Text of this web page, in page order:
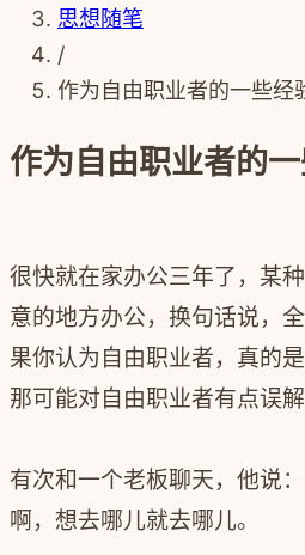
思想随笔
/
作为自由职业者的一些经
作为自由职业者的
很快就在家办公三年了，某
意的地方办公，换句话说，
果你认为自由职业者，真的
那可能对自由职业者有点误解
有次和一个老板聊天，他说
啊，想去哪儿就去哪儿。